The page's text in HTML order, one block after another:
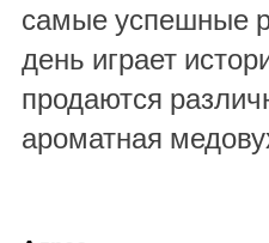
самые успешные
день играет
продаются
ароматная